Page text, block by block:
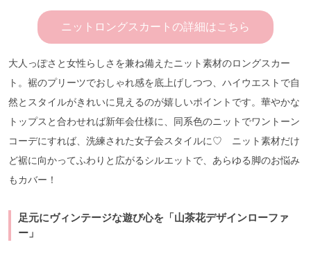
ニットロングスカートの詳細はこちら
大人っぽさと女性らしさを兼ね備えたニット素材のロングスカー
ト。裾のプリーツでおしゃれ感を底上げしつつ、ハイウエストで自
然とスタイルがきれいに見えるのが嬉しいポイントです。華やかな
トップスと合わせれば新年会仕様に、同系色のニットでワントーン
コーデにすれば、洗練された女子会スタイルに♡ ニット素材だけ
ど裾に向かってふわりと広がるシルエットで、あらゆる脚のお悩み
もカバー！
足元にヴィンテージな遊び心を「山茶花デザインローファ
ー」